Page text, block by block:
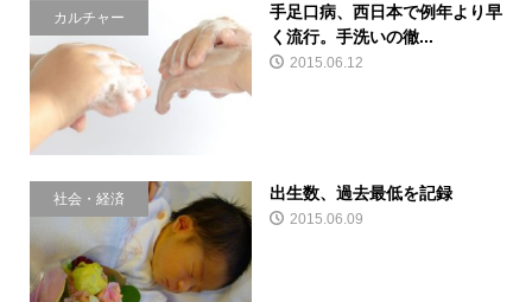
カルチャー
手足口病、西日本で例年より早
く流行。手洗いの徹...
2015.06.12
社会・経済 出生数、過去最低を記録
2015.06.09